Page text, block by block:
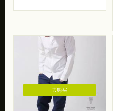
去购买